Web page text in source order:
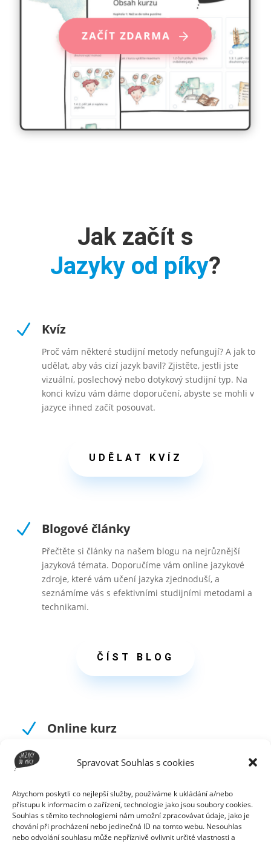
Spravovat Souhlas s cookies
Abychom poskytli co nejlepší služby, používáme k ukládání a/nebo
přístupu k informacím o zařízení, technologie jako jsou soubory cookies.
Souhlas s těmito technologiemi nám umožní zpracovávat údaje, jako je
chování při procházení nebo jedinečná ID na tomto webu. Nesouhlas
nebo odvolání souhlasu může nepříznivě ovlivnit určité vlastnosti a
ZAČÍT ZDARMA
Jak začít s
Jazyky od píky?
N Kvíz
Proč vám některé studijní metody nefungují? A jak to
udělat, aby vás cizí jazyk bavil? Zjistěte, jestli jste
vizuální, poslechový nebo dotykový studijní typ. Na
konci kvízu vám dáme doporučení, abyste se mohli v
jazyce ihned začít posouvat.
UDĚLAT KVÍZ
N Blogové články
Přečtěte si články na našem blogu na nejrůznější
jazyková témata. Doporučíme vám online jazykové
zdroje, které vám učení jazyka zjednoduší, a
seznámíme vás s efektivními studijními metodami a
technikami.
ČÍST BLOG
N Online kurz
učit cizí jazyky. Sestavíte si svůj jazykový plán, který
vědět, co a jak máte dělat. Cizí jazyk vás začne bavit
a konečně se ho naučíte.